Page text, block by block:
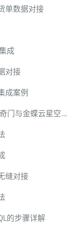
单数据对接
成
对接
成案例
优化企业数据对接的实战案例：聚水潭·奇门与金蝶云星空的无缝集成
缝对接
的步骤详解